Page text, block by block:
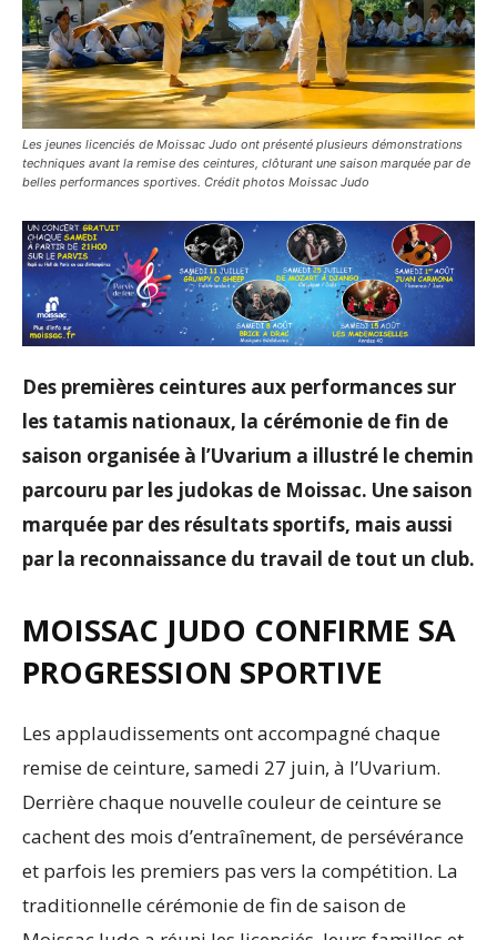
Les jeunes licenciés de Moissac Judo ont présenté plusieurs démonstrations
techniques avant la remise des ceintures, clôturant une saison marquée par de
belles performances sportives. Crédit photos Moissac Judo
Des premières ceintures aux performances sur
les tatamis nationaux, la cérémonie de fin de
saison organisée à l’Uvarium a illustré le chemin
parcouru par les judokas de Moissac. Une saison
marquée par des résultats sportifs, mais aussi
par la reconnaissance du travail de tout un club.
MOISSAC JUDO CONFIRME SA
PROGRESSION SPORTIVE
Les applaudissements ont accompagné chaque
remise de ceinture, samedi 27 juin, à l’Uvarium.
Derrière chaque nouvelle couleur de ceinture se
cachent des mois d’entraînement, de persévérance
et parfois les premiers pas vers la compétition. La
traditionnelle cérémonie de fin de saison de